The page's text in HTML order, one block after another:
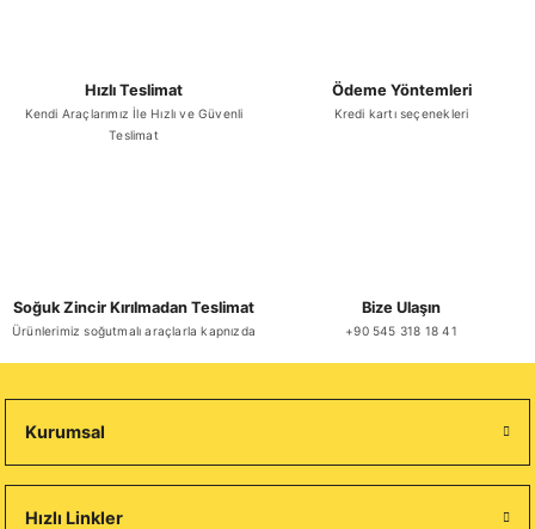
Hızlı Teslimat
Kendi Araçlarımız İle Hızlı ve Güvenli
Teslimat
Ödeme Yöntemleri
Kredi kartı seçenekleri
Soğuk Zincir Kırılmadan Teslimat
Ürünlerimiz soğutmalı araçlarla kapnızda
Bize Ulaşın
+90 545 318 18 41
Kurumsal
Hızlı Linkler